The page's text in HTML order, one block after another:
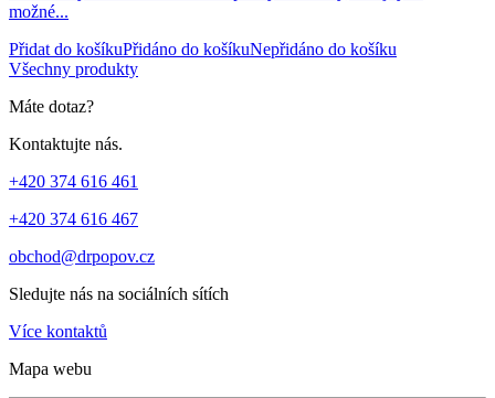
možné...
Přidat do košíkuPřidáno do košíkuNepřidáno do košíku
Všechny produkty
Máte dotaz?
Kontaktujte nás.
+420 374 616 461
+420 374 616 467
obchod@drpopov.cz
Sledujte nás na sociálních sítích
Více kontaktů
Mapa webu